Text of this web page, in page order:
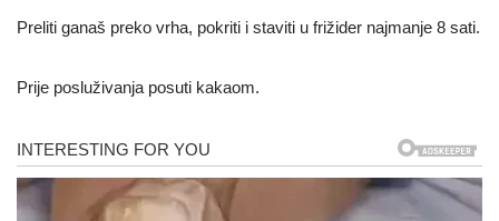
Preliti ganaš preko vrha, pokriti i staviti u frižider najmanje 8 sati.
Prije posluživanja posuti kakaom.